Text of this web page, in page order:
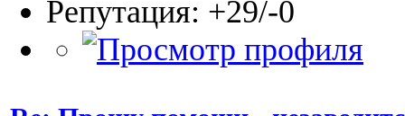
Репутация: +29/-0